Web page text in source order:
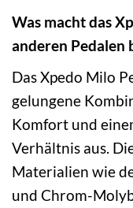
Was macht das
anderen Pedalen
Das Xpedo Milo
gelungene
Komfort und
Verhältnis aus.
Materialien wie
und Chrom-